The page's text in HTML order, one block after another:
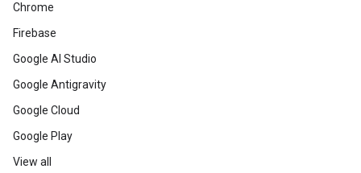
Chrome
Firebase
Google AI Studio
Google Antigravity
Google Cloud
Google Play
View all